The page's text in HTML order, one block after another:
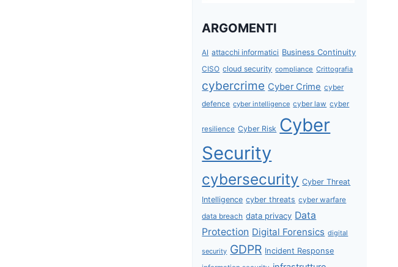
ARGOMENTI
AI attacchi informatici Business Continuity
CISO cloud security compliance Crittografia
cybercrime Cyber Crime cyber
defence cyber intelligence cyber law cyber
resilience Cyber Risk Cyber
Security
cybersecurity Cyber Threat
Intelligence cyber threats cyber warfare
data breach data privacy Data
Protection Digital Forensics digital
security GDPR Incident Response